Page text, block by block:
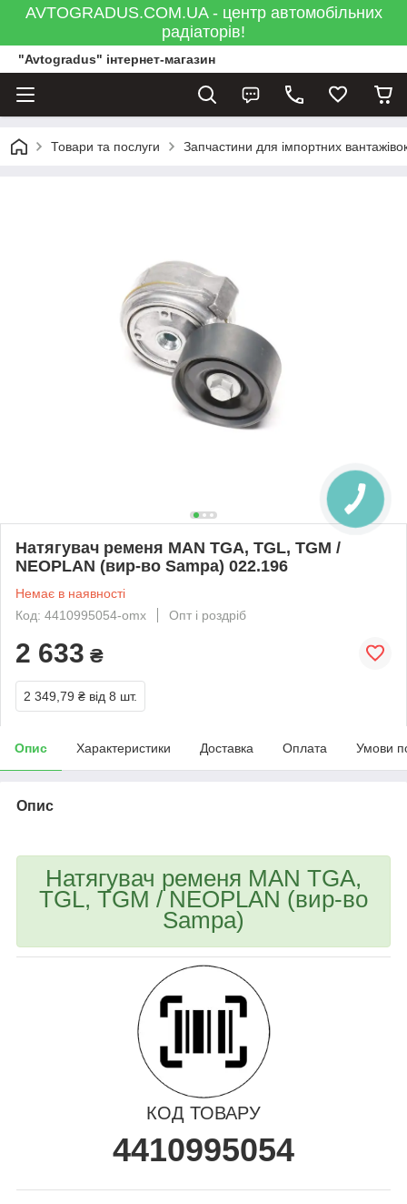
AVTOGRADUS.COM.UA - центр автомобільних
радіаторів!
"Avtogradus" інтернет-магазин
Товари та послуги Запчастини для імпортних
Натягувач ременя MAN TGA, TGL, TGM /
NEOPLAN (вир-во Sampa) 022.196
Немає в наявності
Код: 4410995054-omx
Опт і роздріб
2 633 ₴
2 349,79 ₴ від 8 шт.
Опис Характеристики Доставка Оплата Умови
Опис
Натягувач ременя MAN TGA,
TGL, TGM / NEOPLAN (вир-во
Sampa)
КОД ТОВАРУ
4410995054